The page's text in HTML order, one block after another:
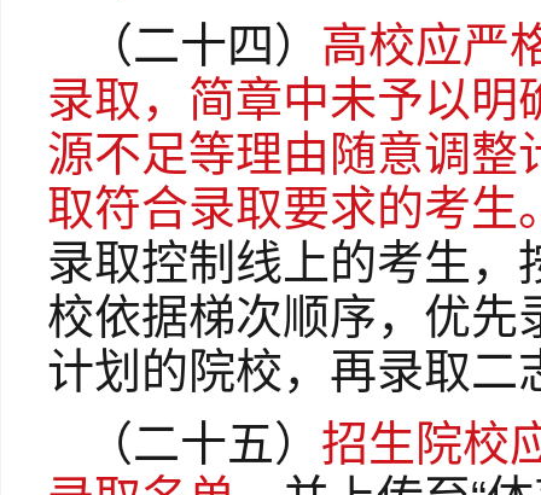
（二十四） 高校应严
录取，简章中未予以明
源不足等理由随意调整
取符合录取要求的考生
录取控制线上的考生，
校依据梯次顺序，优先
计划的院校，再录取二
（二十五） 招生院校